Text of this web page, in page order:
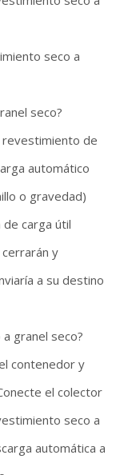
seco a
seco?
de
automático
o gravedad)
de carga útil
y
a su destino
granel seco?
contenedor y
el colector
seco a
automática a